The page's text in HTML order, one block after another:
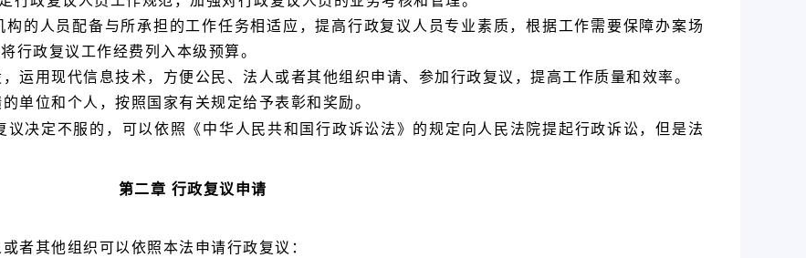
的人员配备与所承担的工作任务相适应，提高行政复议人员专业素质，根据工作需要保障办案场
行政复议工作经费列入本级预算。
运用现代信息技术，方便公民、法人或者其他组织申请、参加行政复议，提高工作质量和效率。
单位和个人，按照国家有关规定给予表彰和奖励。
决定不服的，可以依照《中华人民共和国行政诉讼法》的规定向人民法院提起行政诉讼，但是法
第二章 行政复议申请
者其他组织可以依照本法申请行政复议：